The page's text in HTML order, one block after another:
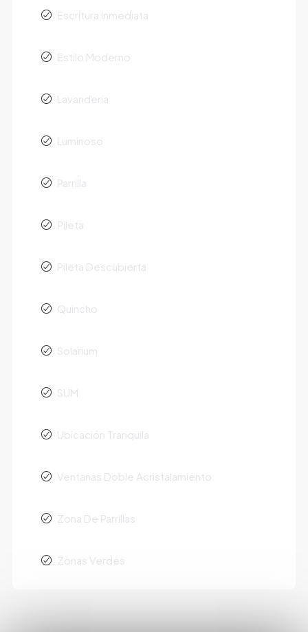
Escritura Inmediata
Estilo Moderno
Lavandería
Luminoso
Parrilla
Pileta
Pileta Descubierta
Quincho
Solarium
SUM
Ubicación Tranquila
Ventanas Doble Acristalamiento
Zona De Parrillas
Zonas Verdes